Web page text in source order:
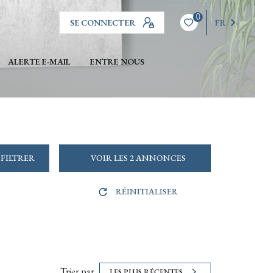
SE CONNECTER
0
FR
ALERTE E-MAIL ENTRE NOUS
FILTRER VOIR LES 2ANNONCES
RÉINITIALISER